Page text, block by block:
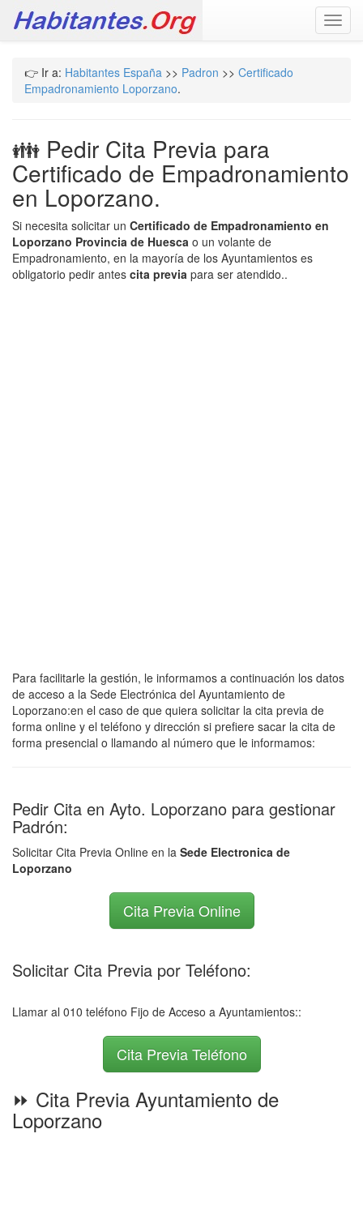
👉 Ir a: Habitantes España >> Padron >> Certificado
Empadronamiento Loporzano.
👪 Pedir Cita Previa para
Certificado de Empadronamiento
en Loporzano.
Si necesita solicitar un Certificado de Empadronamiento en
Loporzano Provincia de Huesca o un volante de
Empadronamiento, en la mayoría de los Ayuntamientos es
obligatorio pedir antes cita previa para ser atendido..
Para facilitarle la gestión, le informamos a continuación los datos
de acceso a la Sede Electrónica del Ayuntamiento de
Loporzano:en el caso de que quiera solicitar la cita previa de
forma online y el teléfono y dirección si prefiere sacar la cita de
forma presencial o llamando al número que le informamos:
Pedir Cita en Ayto. Loporzano para gestionar
Padrón:
Solicitar Cita Previa Online en la Sede Electronica de
Loporzano
Cita Previa Online
Solicitar Cita Previa por Teléfono:
Llamar al 010 teléfono Fijo de Acceso a Ayuntamientos::
Cita Previa Teléfono
⏩ Cita Previa Ayuntamiento de
Loporzano